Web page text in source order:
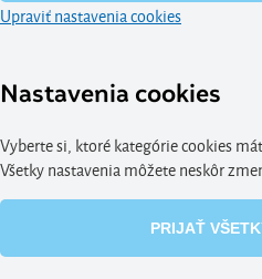
Upraviť nastavenia cookies
Nastavenia cookies
Vyberte si, ktoré kategórie cookies
Všetky nastavenia môžete neskôr
PRIJAŤ